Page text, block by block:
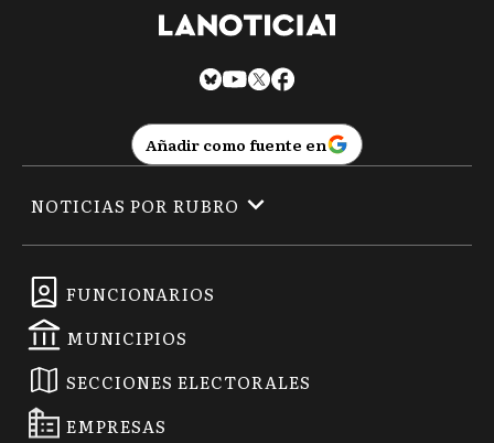
Añadir como fuente en
FUNCIONARIOS
MUNICIPIOS
SECCIONES ELECTORALES
EMPRESAS
NOTICIAS POR RUBRO